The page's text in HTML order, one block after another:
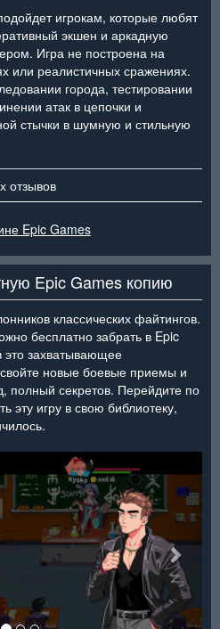
игрокам, которые любят
экшен и аркадную
Игра не построена на
или реалистичных сражениях.
города, тестировании
атак в цепочки и
стычки в шумную и стильную
отзывов
Epic Games
Epic Games копию
классических файтингов.
бесплатно забрать в Epic
это захватывающее
новые боевые приемы и
полный секретов. Перейдите по
эту игру в свою библиотеку,